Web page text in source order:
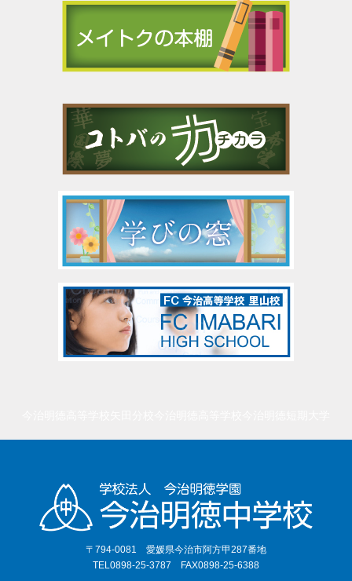
〒794-0081 愛媛県今治市阿方甲287番地
TEL0898-25-3787 FAX0898-25-6388